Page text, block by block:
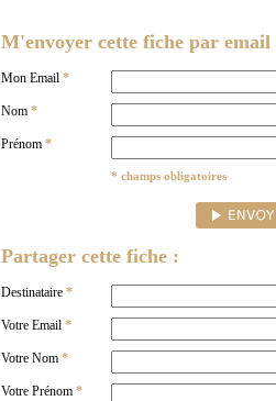
M'envoyer cette fiche par email
Mon Email *
Nom *
Prénom *
* champs obligatoires
Partager cette fiche :
Destinataire *
Votre Email *
Votre Nom *
Votre Prénom *